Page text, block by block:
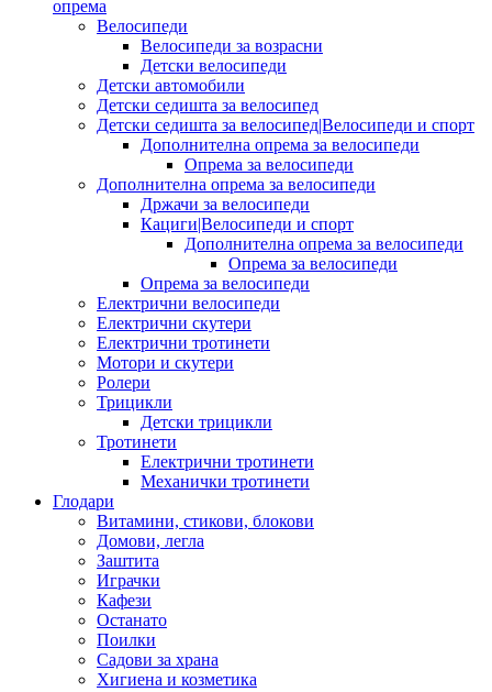
опрема
Велосипеди
Велосипеди за возрасни
Детски велосипеди
Детски автомобили
Детски седишта за велосипед
Детски седишта за велосипед|Велосипеди и спорт
Дополнителна опрема за велосипеди
Опрема за велосипеди
Дополнителна опрема за велосипеди
Држачи за велосипеди
Кациги|Велосипеди и спорт
Дополнителна опрема за велосипеди
Опрема за велосипеди
Опрема за велосипеди
Електрични велосипеди
Електрични скутери
Електрични тротинети
Мотори и скутери
Ролери
Трицикли
Детски трицикли
Тротинети
Електрични тротинети
Механички тротинети
Глодари
Витамини, стикови, блокови
Домови, легла
Заштита
Играчки
Кафези
Останато
Поилки
Садови за храна
Хигиена и козметика